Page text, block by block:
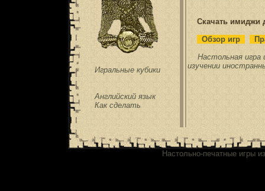
Игральные кубики
Английский язык
Как сделать
Скачать имиджи
Обзор игр
Настольная игра
изучении
Настольно-печатные игры